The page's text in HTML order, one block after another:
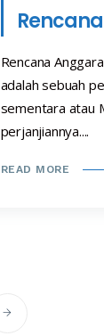
Rencana
adalah sebuah
sementara atau
perjanjiannya....
READ MORE